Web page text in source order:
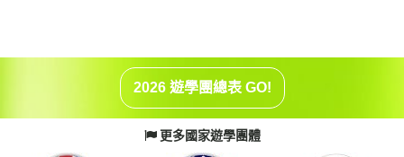
2026 遊學團總表 GO!
更多國家遊學團體